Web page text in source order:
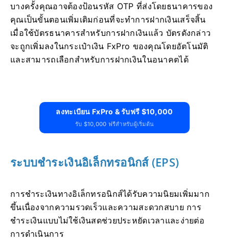
บางครั้งคุณอาจต้องป้อนรหัส OTP ที่ส่งโดยธนาคารของ
คุณเป็นขั้นตอนเพิ่มเติมก่อนที่จะทำการฝากเงินเสร็จสิ้น
เมื่อใช้บัตรธนาคารสำหรับการฝากเงินแล้ว บัตรดังกล่าว
จะถูกเพิ่มลงในกระเป๋าเงิน FxPro ของคุณโดยอัตโนมัติ
และสามารถเลือกสำหรับการฝากเงินในอนาคตได้
ลงทะเบียน FxPro & รับฟรี $10,000
รับ $10,000 ฟรีสำหรับผู้เริ่มต้น
ระบบชำระเงินอิเล็กทรอนิกส์ (EPS)
การชำระเงินทางอิเล็กทรอนิกส์ได้รับความนิยมเพิ่มมาก
ขึ้นเนื่องจากความรวดเร็วและความสะดวกสบาย การ
ชำระเงินแบบไม่ใช้เงินสดช่วยประหยัดเวลาและง่ายต่อ
การดำเนินการ